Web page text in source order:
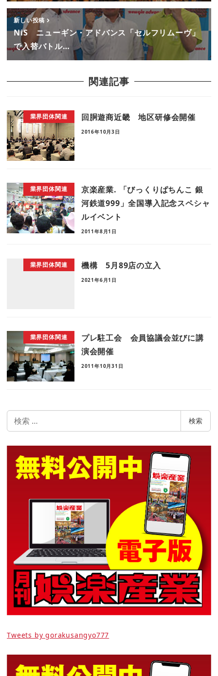
新しい投稿
NiS ニューギン・アドバンス「セルフリムーヴ」
で入替バトル…
関連記事
業界団体関連 回胴遊商近畿 地区研修会開催
2016年10月3日
業界団体関連
京楽産業. 「びっくりぱちんこ 銀
河鉄道999」全国導入記念スペシャ
ルイベント
2011年8月1日
業界団体関連 機構 5月89店の立入
2021年6月1日
業界団体関連
プレ駐工会 会員協議会並びに講
演会開催
2011年10月31日
索
検索
Tweets by gorakusangyo777